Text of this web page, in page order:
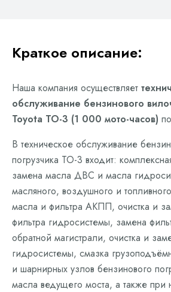
Краткое описание:
Наша компания осуществляет
обслуживание бензинового
Toyota ТО-3 (1 000 мото-часов)
В техническое обслуживание
погрузчика ТО-3 входит:
замена масла ДВС и масла
масляного, воздушного и
масла и фильтра АКПП, очистка и
фильтра гидросистемы, замена
обратной магистрали, очистка и
гидросистемы, смазка
и шарнирных узлов бензинового
масла ведущего моста, а также при